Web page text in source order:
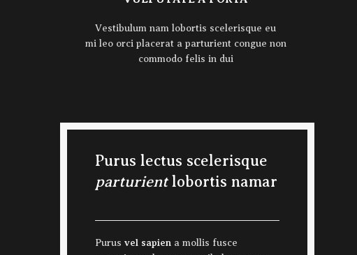
Vestibulum nam lobortis scelerisque eu
mi leo orci placerat a parturient congue non
commodo felis in dui
Purus lectus scelerisque
parturientlobortis namar
Purus vel sapien a mollis fusce